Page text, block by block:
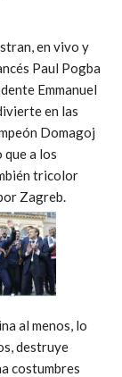
en vivo y
Paul Pogba
Emmanuel
en las
Domagoj
que a los
tricolor
Zagreb.
al menos, lo
destruye
costumbres